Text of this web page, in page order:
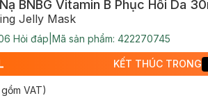
BNBG Vitamin B Phục Hồi Da
Jelly Mask
Hỏi đáp Mã sản phẩm: 422270745
KẾT THÚC TRONG
VAT)